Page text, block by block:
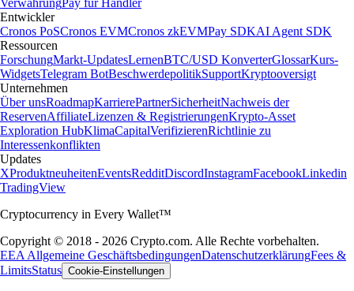
VerwahrungPay für Händler
Entwickler
Cronos PoSCronos EVMCronos zkEVMPay SDKAI Agent SDK
Ressourcen
ForschungMarkt-UpdatesLernenBTC/USD KonverterGlossarKurs-
WidgetsTelegram BotBeschwerdepolitikSupportKryptooversigt
Unternehmen
Über unsRoadmapKarrierePartnerSicherheitNachweis der
ReservenAffiliateLizenzen & RegistrierungenKrypto-Asset
Exploration HubKlimaCapitalVerifizierenRichtlinie zu
Interessenkonflikten
Updates
XProduktneuheitenEventsRedditDiscordInstagramFacebookLinkedin
TradingView
Cryptocurrency in Every Wallet™
Copyright © 2018 - 2026 Crypto.com. Alle Rechte vorbehalten.
EEA Allgemeine GeschäftsbedingungenDatenschutzerklärungFees &
LimitsStatus Cookie-Einstellungen